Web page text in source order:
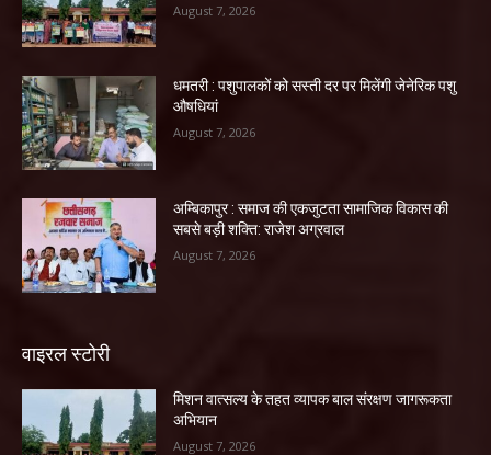
August 7, 2026
धमतरी : पशुपालकों को सस्ती दर पर मिलेंगी जेनेरिक पशु
औषधियां
August 7, 2026
अम्बिकापुर : समाज की एकजुटता सामाजिक विकास की
सबसे बड़ी शक्ति: राजेश अग्रवाल
August 7, 2026
वाइरल स्टोरी
मिशन वात्सल्य के तहत व्यापक बाल संरक्षण जागरूकता
अभियान
August 7, 2026